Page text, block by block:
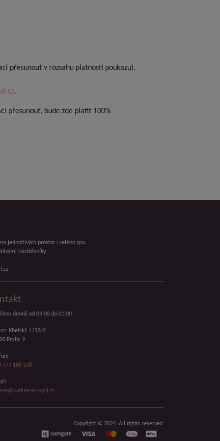
přesunout v rozsahu platnosti poukazu).
.
přesunout, bude zde platit 100%
jednotlivých prostor i celého spa.
návštěvníky.
denně od 09:00 do 01:00
Kbelská 1152/2
Praha 9
777 166 238
royal.cz
Copyright © 2024. All rights reserved.